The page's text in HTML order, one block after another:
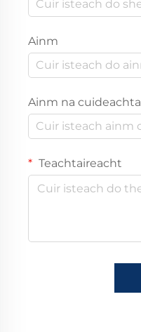
Ainm
Ainm na cuideachta
Teachtaireacht